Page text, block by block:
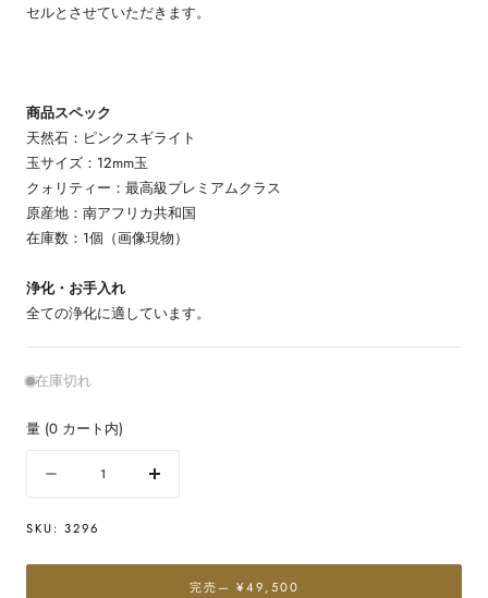
セルとさせていただきます。
商品スペック
天然石：ピンクスギライト
玉サイズ：12mm玉
クォリティー：最高級プレミアムクラス
原産地：南アフリカ共和国
在庫数：1個（画像現物）
浄化・お手入れ
全ての浄化に適しています。
在庫切れ
量 (0 カート内)
を
減
数
増
SKU: 3296
完売— ¥49,500